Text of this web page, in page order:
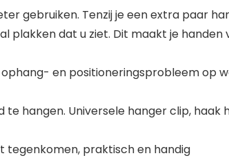
gebruiken. Tenzij je een extra paar
dat u ziet. Dit maakt je handen
ophang- en positioneringsprobleem
hangen. Universele hanger clip,
tegenkomen, praktisch en handig